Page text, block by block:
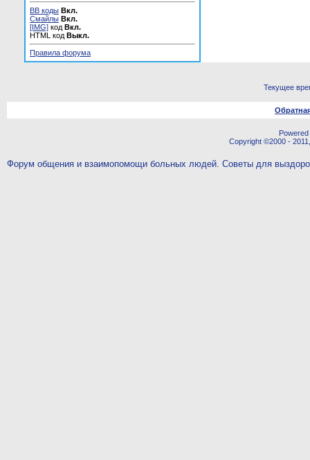
BB коды Вкл.
Смайлы Вкл.
[IMG] код Вкл.
HTML код Выкл.
Правила форума
Текущее
Copyright ©2000 -
Форум общения и взаимопомощи больных людей. Советы для